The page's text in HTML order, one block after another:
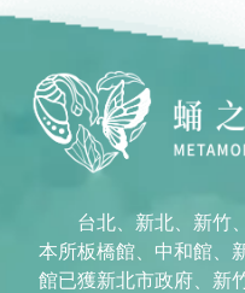
台北、新北、新竹
本所板橋館、中和館、
館已獲新北市政府、新